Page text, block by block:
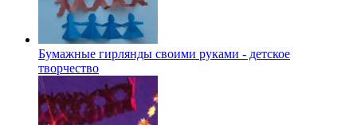
Бумажные гирлянды своими руками - детское
творчество